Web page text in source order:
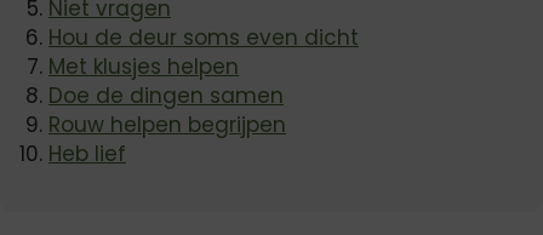
Niet vragen
Hou de deur soms even dicht
Met klusjes helpen
Doe de dingen samen
Rouw helpen begrijpen
Heb lief